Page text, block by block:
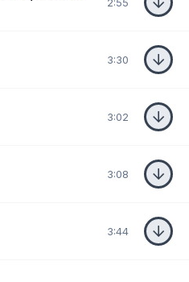
3:30
3:02
3:08
3:44